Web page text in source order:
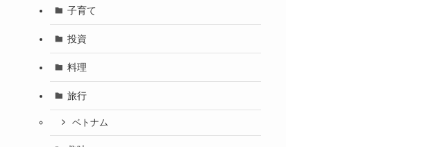
子育て
投資
料理
旅行
ベトナム